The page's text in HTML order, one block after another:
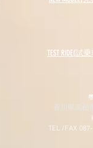
​TEST RIDE(試
香川県高松
TEL /FAX